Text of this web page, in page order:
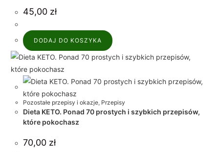
45,00 zł
DODAJ DO KOSZYKA
Pozostałe przepisy i okazje, Przepisy
Dieta KETO. Ponad 70 prostych i szybkich przepisów,
które pokochasz
70,00 zł